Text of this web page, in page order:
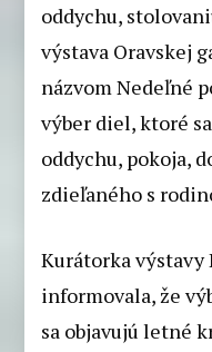
oddychu,
výstava Oravskej
názvom Nedeľné
výber diel, ktoré
oddychu, pokoja,
zdieľaného s
Kurátorka výstavy
informovala, že
sa objavujú letné